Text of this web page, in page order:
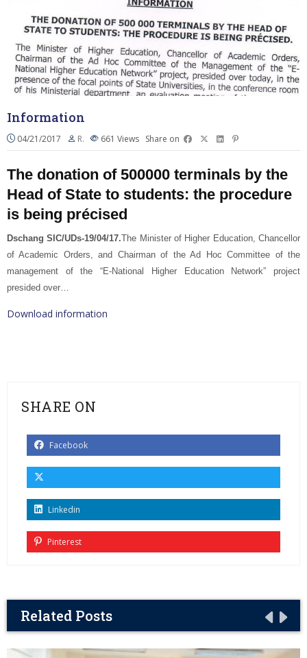
Information
04/21/2017 R. 661 Views Share on
The donation of 500000 terminals by the
Head of State to students: the procedure
is being précised
Dschang SIC/UDs-19/04/17.The Minister of Higher Education, Chancellor
of Academic Orders, and Chairman of the Ad Hoc Committee of the
management of the “E-National Higher Education Network” project
presided over…
Download information
SHARE ON
Facebook
Linkedin
Pinterest
Related Posts